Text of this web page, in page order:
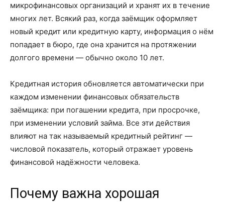
микрофинансовых организаций и хранят их в течение
многих лет. Всякий раз, когда заёмщик оформляет
новый кредит или кредитную карту, информация о нём
попадает в бюро, где она хранится на протяжении
долгого времени — обычно около 10 лет.
Кредитная история обновляется автоматически при
каждом изменении финансовых обязательств
заёмщика: при погашении кредита, при просрочке,
при изменении условий займа. Все эти действия
влияют на так называемый кредитный рейтинг —
числовой показатель, который отражает уровень
финансовой надёжности человека.
Почему важна хорошая